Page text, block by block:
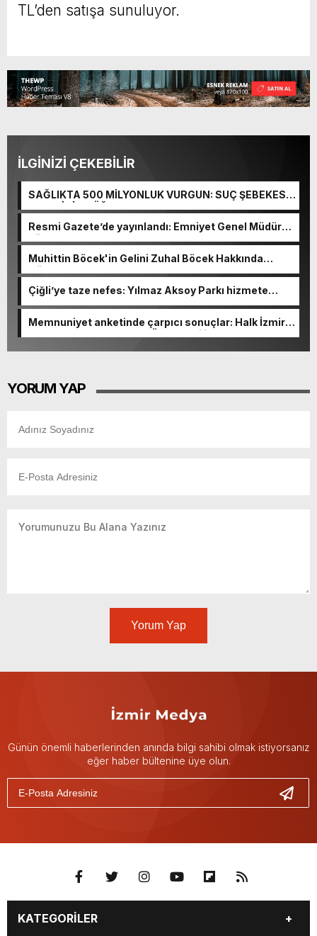
TL’den satışa sunuluyor.
İLGİNİZİ ÇEKEBİLİR
SAĞLIKTA 500 MİLYONLUK VURGUN: SUÇ ŞEBEKESİ
KAÇIŞ İÇİN DÜĞMEYE BASTI!
Resmi Gazete’de yayınlandı: Emniyet Genel Müdürü
görevden alındı!
Muhittin Böcek'in Gelini Zuhal Böcek Hakkında
Gözaltı Kararı!
Çiğli’ye taze nefes: Yılmaz Aksoy Parkı hizmete
Memnuniyet anketinde çarpıcı sonuçlar: Halk İzmirli
başkanlardan memnun, Ömer Eşki ilk sırada
YORUM YAP
Yorum Yap
Günün önemli haberlerinden anında bilgi sahibi olmak istiyorsanız
eğer haber bültenine üye olun.
KATEGORİLER